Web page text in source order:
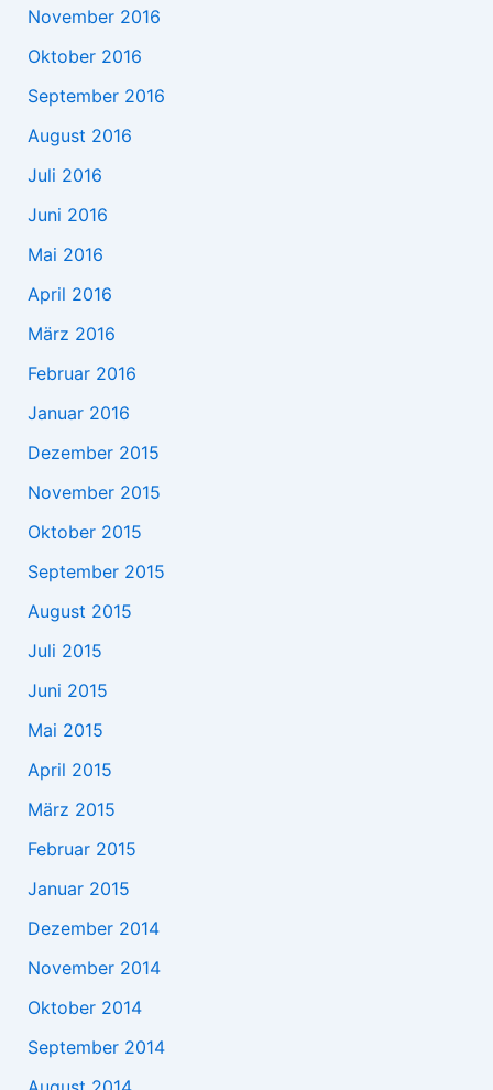
November 2016
Oktober 2016
September 2016
August 2016
Juli 2016
Juni 2016
Mai 2016
April 2016
März 2016
Februar 2016
Januar 2016
Dezember 2015
November 2015
Oktober 2015
September 2015
August 2015
Juli 2015
Juni 2015
Mai 2015
April 2015
März 2015
Februar 2015
Januar 2015
Dezember 2014
November 2014
Oktober 2014
September 2014